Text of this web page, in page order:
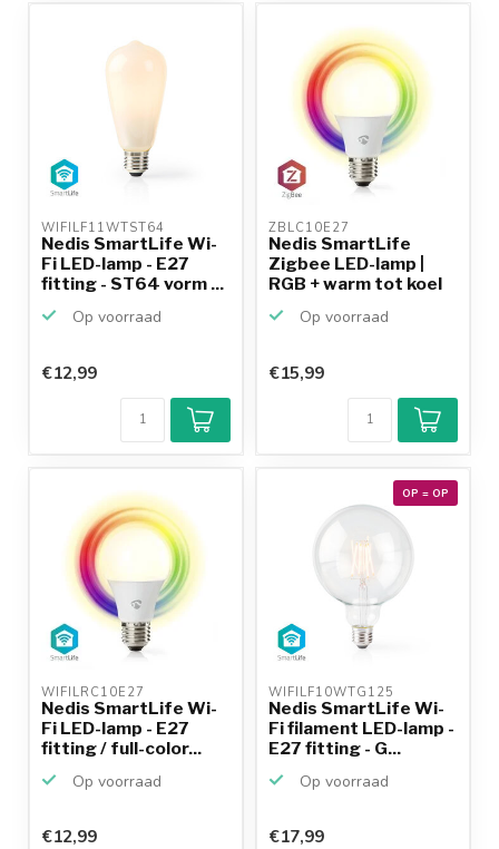
WIFILF11WTST64
Nedis SmartLife Wi-
Fi LED-lamp - E27
fitting - ST64 vorm ...
Op voorraad
€12,99
ZBLC10E27
Nedis SmartLife
Zigbee LED-lamp |
RGB + warm tot koel
Op voorraad
€15,99
WIFILRC10E27
Nedis SmartLife Wi-
Fi LED-lamp - E27
fitting / full-color...
Op voorraad
€12,99
OP = OP
WIFILF10WTG125
Nedis SmartLife Wi-
Fi filament LED-lamp -
E27 fitting - G...
Op voorraad
€17,99